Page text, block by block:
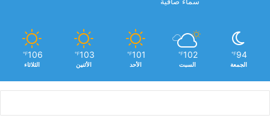
94
℉
الجمعة
102
℉
السبت
101
℉
الأحد
103
℉
الأثنين
106
℉
الثلاثاء